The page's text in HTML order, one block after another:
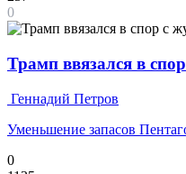
0
Трамп ввязался в
Геннадий Петров
Уменьшение запасов
0